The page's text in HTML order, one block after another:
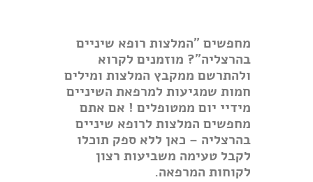
מחפשים "המלצות רופא שיניים
בהרצליה"? מוזמנים לקרוא
ולהתרשם ממקבץ המלצות ומילים
חמות שמגיעות למרפאת השיניים
מידיי יום ממטופלים ! אם אתם
מחפשים המלצות לרופא שיניים
בהרצליה – כאן ללא ספק תוכלו
לקבל טעימה משביעות רצון
לקוחות המרפאה.